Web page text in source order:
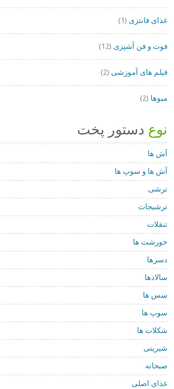
غذای فانتزی (1)
فوت و فن آشپزی (12)
فیلم های آموزشی (2)
میوها (2)
نوع دستور پخت
آش ها
آش ها و سوپ ها
ترشی
ترشیجات
تنقلات
خورشت ها
دسرها
سالادها
سس ها
سوپ ها
شکلات ها
شیرینی
صبحانه
غذای اصلی